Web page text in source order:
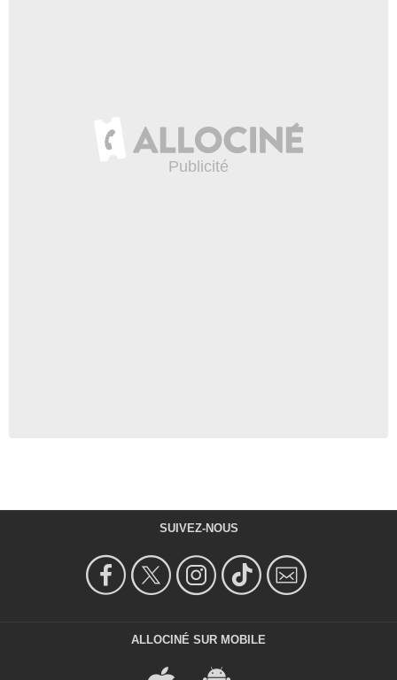
SUIVEZ-NOUS
ALLOCINÉ SUR MOBILE